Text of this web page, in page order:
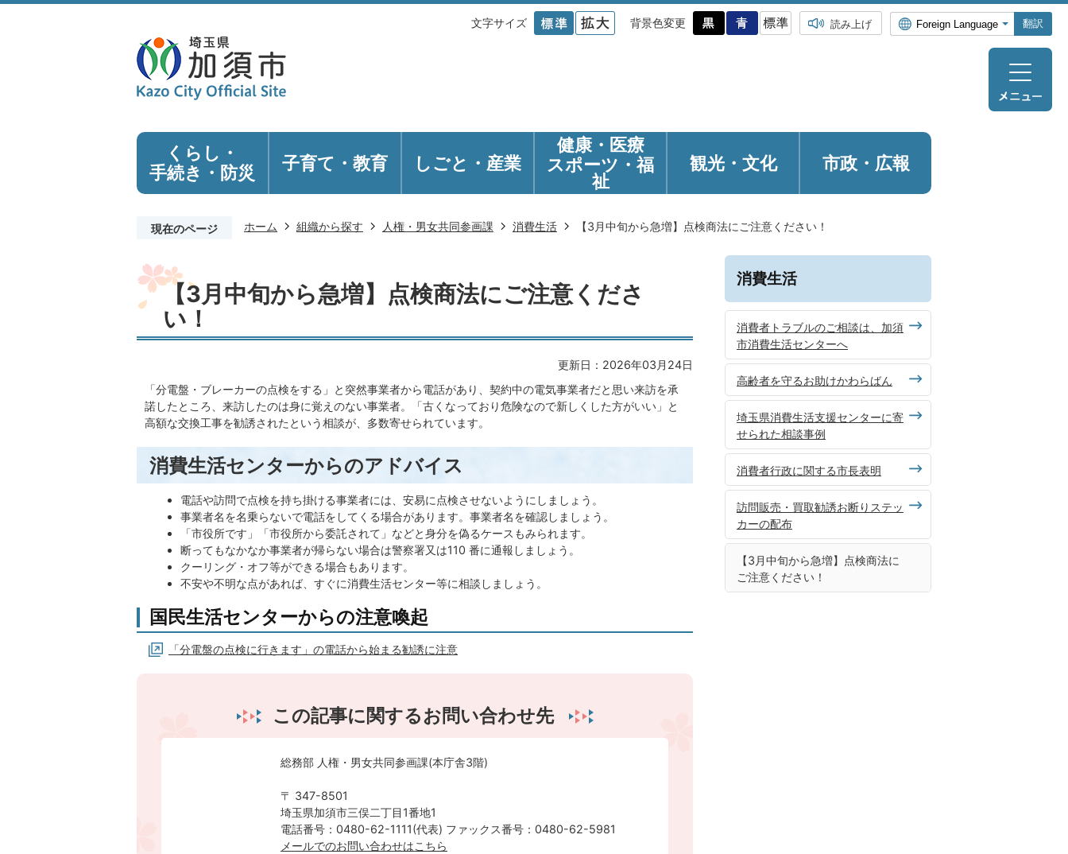
文字サイズ 背景色変更 読み上げ 翻訳
くらし・
手続き ・防災 子育て・教育 しごと・産業
健康・医療
スポーツ・福
祉
観光・ 文化 市政・広報
現在のページ ホーム 組織から探す 人権・男女共同参画課 消費生活 【3月中旬から急増】点検商法にご注意ください！
【3月中旬から急増】点検商法にご注意くださ
い！
更新日：2026年03月24日
「分電盤・ブレーカーの点検をする」と突然事業者から電話があり、契約中の電気事業者だと思い来訪を承
諾したところ、来訪したのは身に覚えのない事業者。「古くなっており危険なので新しくした方がいい」と
高額な交換工事を勧誘されたという相談が、多数寄せられています。
消費生活センターからのアドバイス
電話や訪問で点検を持ち掛ける事業者には、安易に点検させないようにしましょう。
事業者名を名乗らないで電話をしてくる場合があります。事業者名を確認しましょう。
「市役所です」「市役所から委託されて」などと身分を偽るケースもみられます。
断ってもなかなか事業者が帰らない場合は警察署又は110 番に通報しましょう。
クーリング・オフ等ができる場合もあります。
不安や不明な点があれば、すぐに消費生活センター等に相談しましょう。
国民生活センターからの注意喚起
「分電盤の点検に行きます」の電話から始まる勧誘に注意
この記事に関するお問い合わせ先
総務部 人権・男女共同参画課(本庁舎3階)
〒 347-8501
埼玉県加須市三俣二丁目1番地1
電話番号：0480-62-1111(代表) ファックス番号：0480-62-5981
メールでのお問い合わせはこちら
消費生活
消費者トラブルのご相談は、加須
市消費生活センターへ
高齢者を守るお助けかわらばん
埼玉県消費生活支援センターに寄
せられた相談事例
消費者行政に関する市長表明
訪問販売・買取勧誘お断りステッ
カーの配布
【3月中旬から急増】点検商法に
ご注意ください！